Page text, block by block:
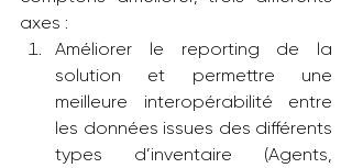
axes :
Améliorer le reporting de la
solution et permettre une
meilleure interopérabilité entre
les données issues des différents
types d’inventaire (Agents,